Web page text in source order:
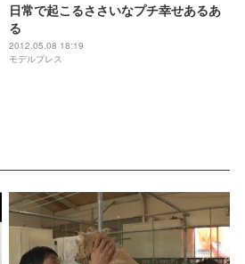
日常で起こるささいなプチ幸せあるあ
る
2012.05.08 18:19
モデルプレス